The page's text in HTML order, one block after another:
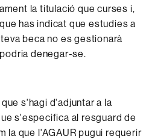
la titulació que curses i,
has indicat que estudies a
beca no es gestionarà
denegar-se.
s'hagi d'adjuntar a la
s'especifica al resguard de
la que l'AGAUR pugui requerir